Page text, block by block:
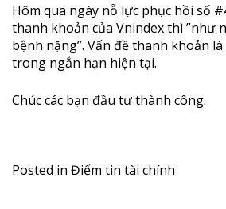
Hôm qua ngày nỗ lực phục hồi số
thanh khoản của Vnindex thì ”như
bệnh nặng”. Vấn đề thanh khoản
trong ngắn hạn hiện tại.
Chúc các bạn đầu tư thành công.
Posted in Điểm tin tài chính